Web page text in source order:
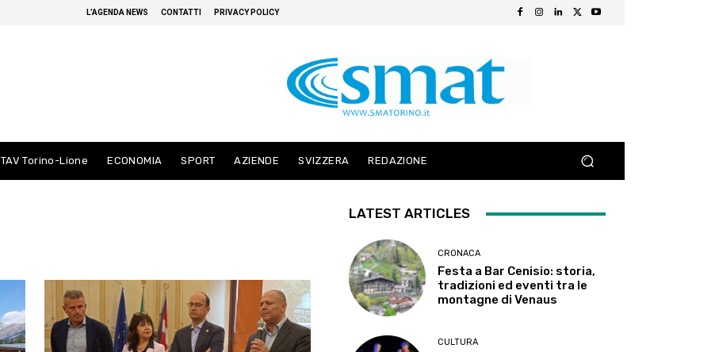
L’AGENDA NEWS CONTATTI PRIVACY POLICY
TAV Torino-Lione ECONOMIA SPORT AZIENDE SVIZZERA REDAZIONE
LATEST ARTICLES
CRONACA
Festa a Bar Cenisio: storia,
tradizioni ed eventi tra le
montagne di Venaus
CULTURA